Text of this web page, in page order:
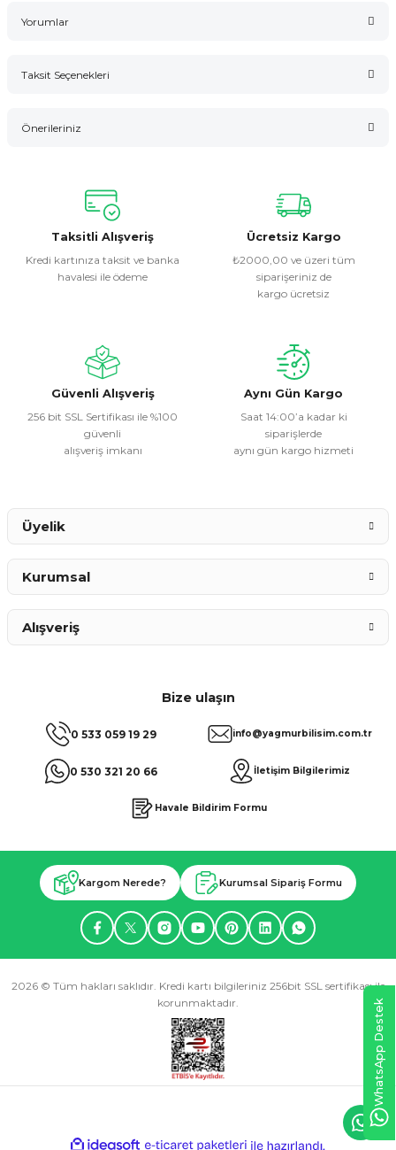
Yorumlar
Taksit Seçenekleri
Önerileriniz
konularda yetersiz gördüğünüz noktaları öneri formunu
kullanarak tarafımıza iletebilirsiniz.
Görüş ve önerileriniz için teşekkür ederiz.
Ürün resmi kalitesiz, bozuk veya görüntülenemiyor.
Ürün fiyatı diğer sitelerden daha pahalı.
Bu ürüne benzer farklı alternatifler olmalı.
Taksitli Alışveriş
Kredi kartınıza taksit ve banka
havalesi ile ödeme
Ücretsiz Kargo
₺2000,00 ve üzeri tüm
siparişeriniz de
kargo ücretsiz
Güvenli Alışveriş
256 bit SSL Sertifikası ile %100
güvenli
alışveriş imkanı
Aynı Gün Kargo
Saat 14:00’a kadar ki
siparişlerde
aynı gün kargo hizmeti
Bize ulaşın
0 533 059 19 29
0 530 321 20 66
info@yagmurbilisim.com.tr
İletişim Bilgilerimiz
Havale Bildirim Formu
Üyelik
Kurumsal
Alışveriş
Kargom Nerede? Kurumsal Sipariş Formu
2026 © Tüm hakları saklıdır. Kredi kartı bilgileriniz 256bit SSL sertifikası ile
korunmaktadır.
WhatsApp Destek
ideasoft e-